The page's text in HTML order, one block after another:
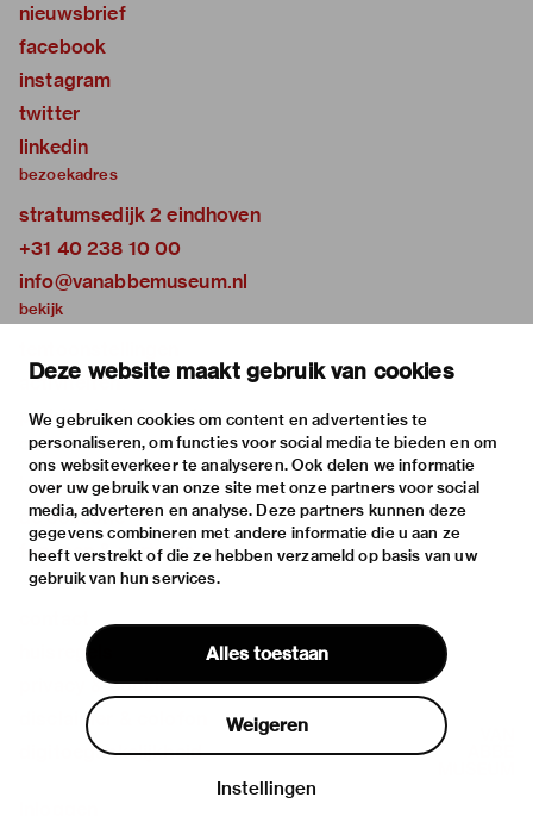
Deze website maakt gebruik van cookies
We gebruiken cookies om content en advertenties te
personaliseren, om functies voor social media te bieden en om
ons websiteverkeer te analyseren. Ook delen we informatie
over uw gebruik van onze site met onze partners voor social
media, adverteren en analyse. Deze partners kunnen deze
gegevens combineren met andere informatie die u aan ze
heeft verstrekt of die ze hebben verzameld op basis van uw
gebruik van hun services.
Alles toestaan
Weigeren
Instellingen
nieuwsbrief
facebook
instagram
twitter
linkedin
bezoekadres
stratumsedijk 2 eindhoven
+31 40 238 10 00
info@vanabbemuseum.nl
bekijk
activiteiten
praktische informatie
over
het museum
de collectie
fondsen & partners
huisregels
privacy & cookies
disclaimer & colofon
digitoegankelijkheid